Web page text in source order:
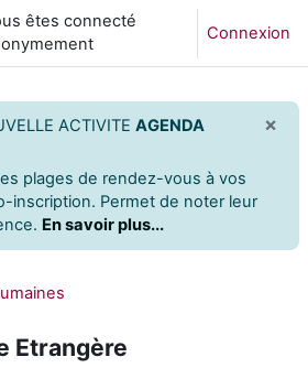
la saisie de recherche
êtes connecté
Connexion
×
ACTIVITE AGENDA
plages de rendez-vous à vos
inscription. Permet de noter leur
En savoir plus...
Etrangère